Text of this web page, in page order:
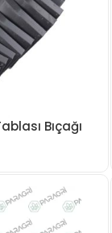
Bıçağı